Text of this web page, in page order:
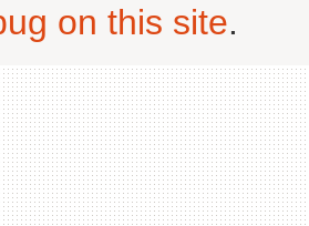
on this site.